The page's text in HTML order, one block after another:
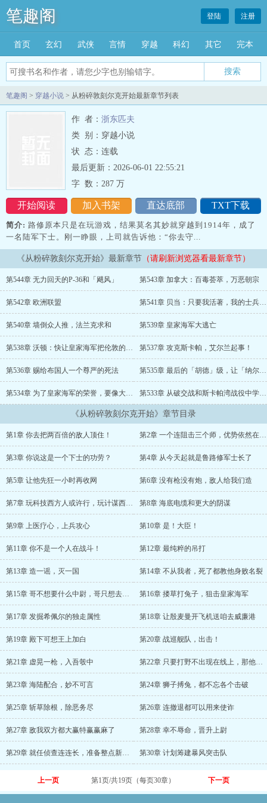
笔趣阁
搜索
登陆 注册
首页 玄幻 武侠 言情 穿越 科幻 其它 完本
笔趣阁 > 穿越小说 > 从粉碎敦刻尔克开始最新章节列表
作 者： 浙东匹夫
类 别：穿越小说
状 态：连载
开始阅读 加入书架 直达底部 TXT下载
最后更新：2026-06-01 22:55:21
字 数： 287 万
简介: 路修原本只是在玩游戏，结果莫名其妙就穿越到1914年，成了
一名陆军下士。刚一睁眼，上司就告诉他：“你去守...
《从粉碎敦刻尔克开始》最新章节 （请刷新浏览器看最新章节）
第544章 无力回天的P-36和「飓风」 第543章 加拿大：百毒荟萃，万恶朝宗
第542章 欧洲联盟 第541章 贝当：只要我活著，我的士兵就永远只需要保家卫国，不需要进攻
第540章 墙倒众人推，法兰克求和 第539章 皇家海军大逃亡
第538章 沃顿：快让皇家海军把伦敦的黄金运去加拿大 第537章 攻克斯卡帕，艾尔兰起事！
第536章 赐给布国人一个尊严的死法 第535章 最后的「胡德」级，让「纳尔逊号」求仁得仁
第534章 为了皇家海军的荣誉，要像大和号一样特攻 第533章 从破交战和斯卡帕湾战役中学到的教训
《从粉碎敦刻尔克开始》章节目录
第1章 你去把两百倍的敌人顶住！ 第2章 一个连阻击三个师，优势依然在我！
第3章 你说这是一个下士的功劳？ 第4章 从今天起就是鲁路修军士长了
第5章 让他先狂一小时再收网 第6章 没有枪没有炮，敌人给我们造
第7章 玩科技西方人或许行，玩计谋西方人就 第8章 海底电缆和更大的阴谋
第9章 上医疗心，上兵攻心 第10章 是！大臣！
第11章 你不是一个人在战斗！ 第12章 最纯粹的吊打
第13章 造一谣，灭一国 第14章 不从我者，死了都教他身败名裂
第15章 哥不想要什么中尉，哥只想去码头整点 第16章 搂草打兔子，狙击皇家海军
第17章 发掘希佩尔的独走属性 第18章 让殷麦曼开飞机送咱去威廉港
第19章 殿下可想王上加白 第20章 战巡舰队，出击！
第21章 虚晃一枪，入吾彀中 第22章 只要打野不出现在线上，那他就可以出
第23章 海陆配合，妙不可言 第24章 狮子搏兔，都不忘各个击破
第25章 斩草除根，除恶务尽 第26章 连撤退都可以用来使诈
第27章 敌我双方都大赢特赢赢麻了 第28章 幸不辱命，晋升上尉
第29章 就任侦查连连长，准备整点新玩意 第30章 计划筹建暴风突击队
上一页 第1页/共19页（每页30章） 下一页